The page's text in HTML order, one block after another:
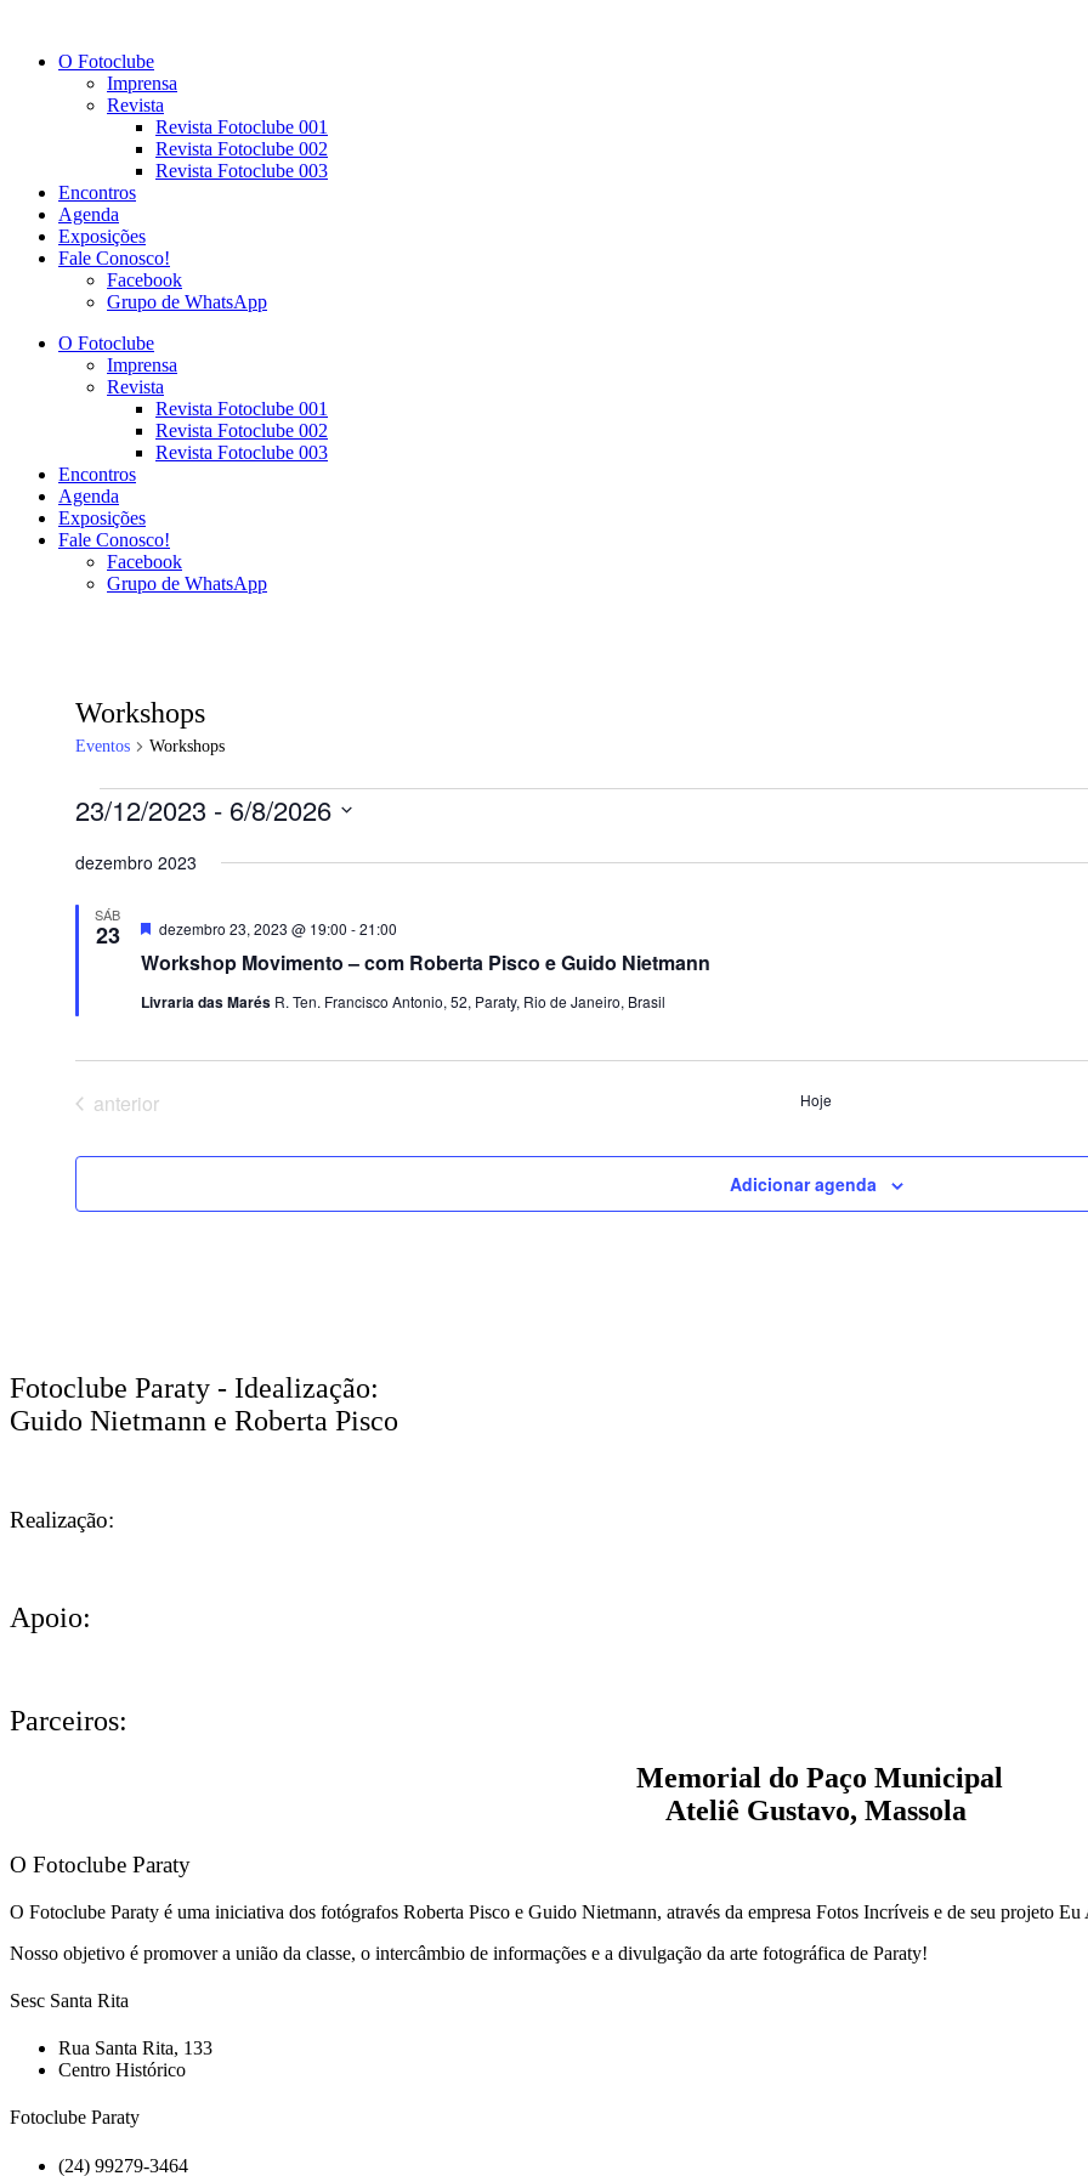
O Fotoclube
Imprensa
Revista
Revista Fotoclube 001
Revista Fotoclube 002
Revista Fotoclube 003
Encontros
Agenda
Exposições
Fale Conosco!
Facebook
Grupo de WhatsApp
O Fotoclube
Imprensa
Revista
Revista Fotoclube 001
Revista Fotoclube 002
Revista Fotoclube 003
Encontros
Agenda
Exposições
Fale Conosco!
Facebook
Grupo de WhatsApp
Workshops
Eventos Workshops
Eventos
23/12/2023 - 6/8/2026
a
dezembro 2023
SÁB
23
Workshop Movimento – com Roberta Pisco e Guido Nietmann
Destacado
dezembro 23, 2023 @ 19:00 -21:00
Livraria das Marés R. Ten. Francisco Antonio, 52, Paraty, Rio de Janeiro, Brasil
Eventos
anterior Hoje
Adicionar agenda
Fotoclube Paraty - Idealização:
Guido Nietmann e Roberta Pisco
Realização:
Apoio:
Parceiros:
Memorial do Paço Municipal
Ateliê Gustavo, Massola
O Fotoclube Paraty
O Fotoclube Paraty é uma iniciativa dos fotógrafos Roberta Pisco e Guido Nietmann, através da empresa Fotos Incríveis e de seu projeto Eu
Nosso objetivo é promover a união da classe, o intercâmbio de informações e a divulgação da arte fotográfica de Paraty!
Sesc Santa Rita
Rua Santa Rita, 133
Centro Histórico
Fotoclube Paraty
(24) 99279-3464